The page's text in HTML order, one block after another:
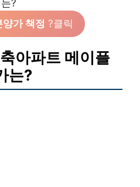
는?
가 책정 ?클릭
아파트 메이플
는?